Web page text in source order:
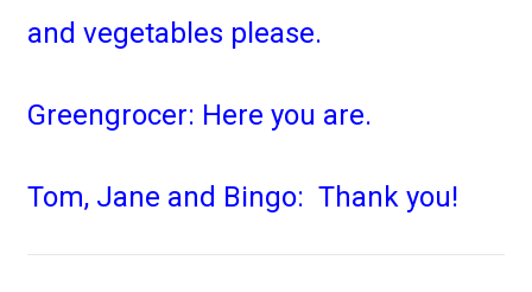
and vegetables please.
Greengrocer: Here you are.
Tom, Jane and Bingo: Thank you!